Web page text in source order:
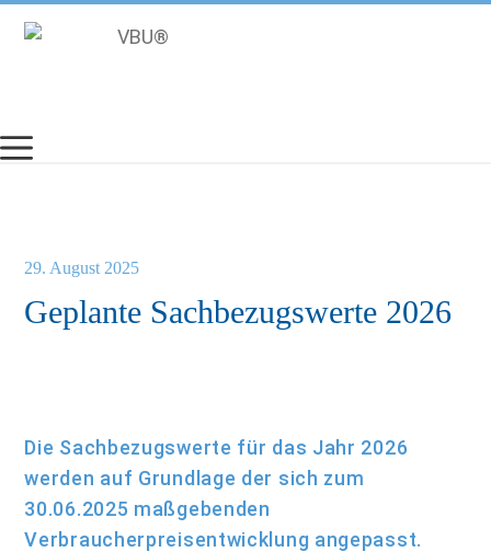
Inhalt
Geplante Sachbezugswerte 2026
29. August 2025
Die Sachbezugswerte für das Jahr 2026
werden auf Grundlage der sich zum
30.06.2025 maßgebenden
Verbraucherpreisentwicklung angepasst.